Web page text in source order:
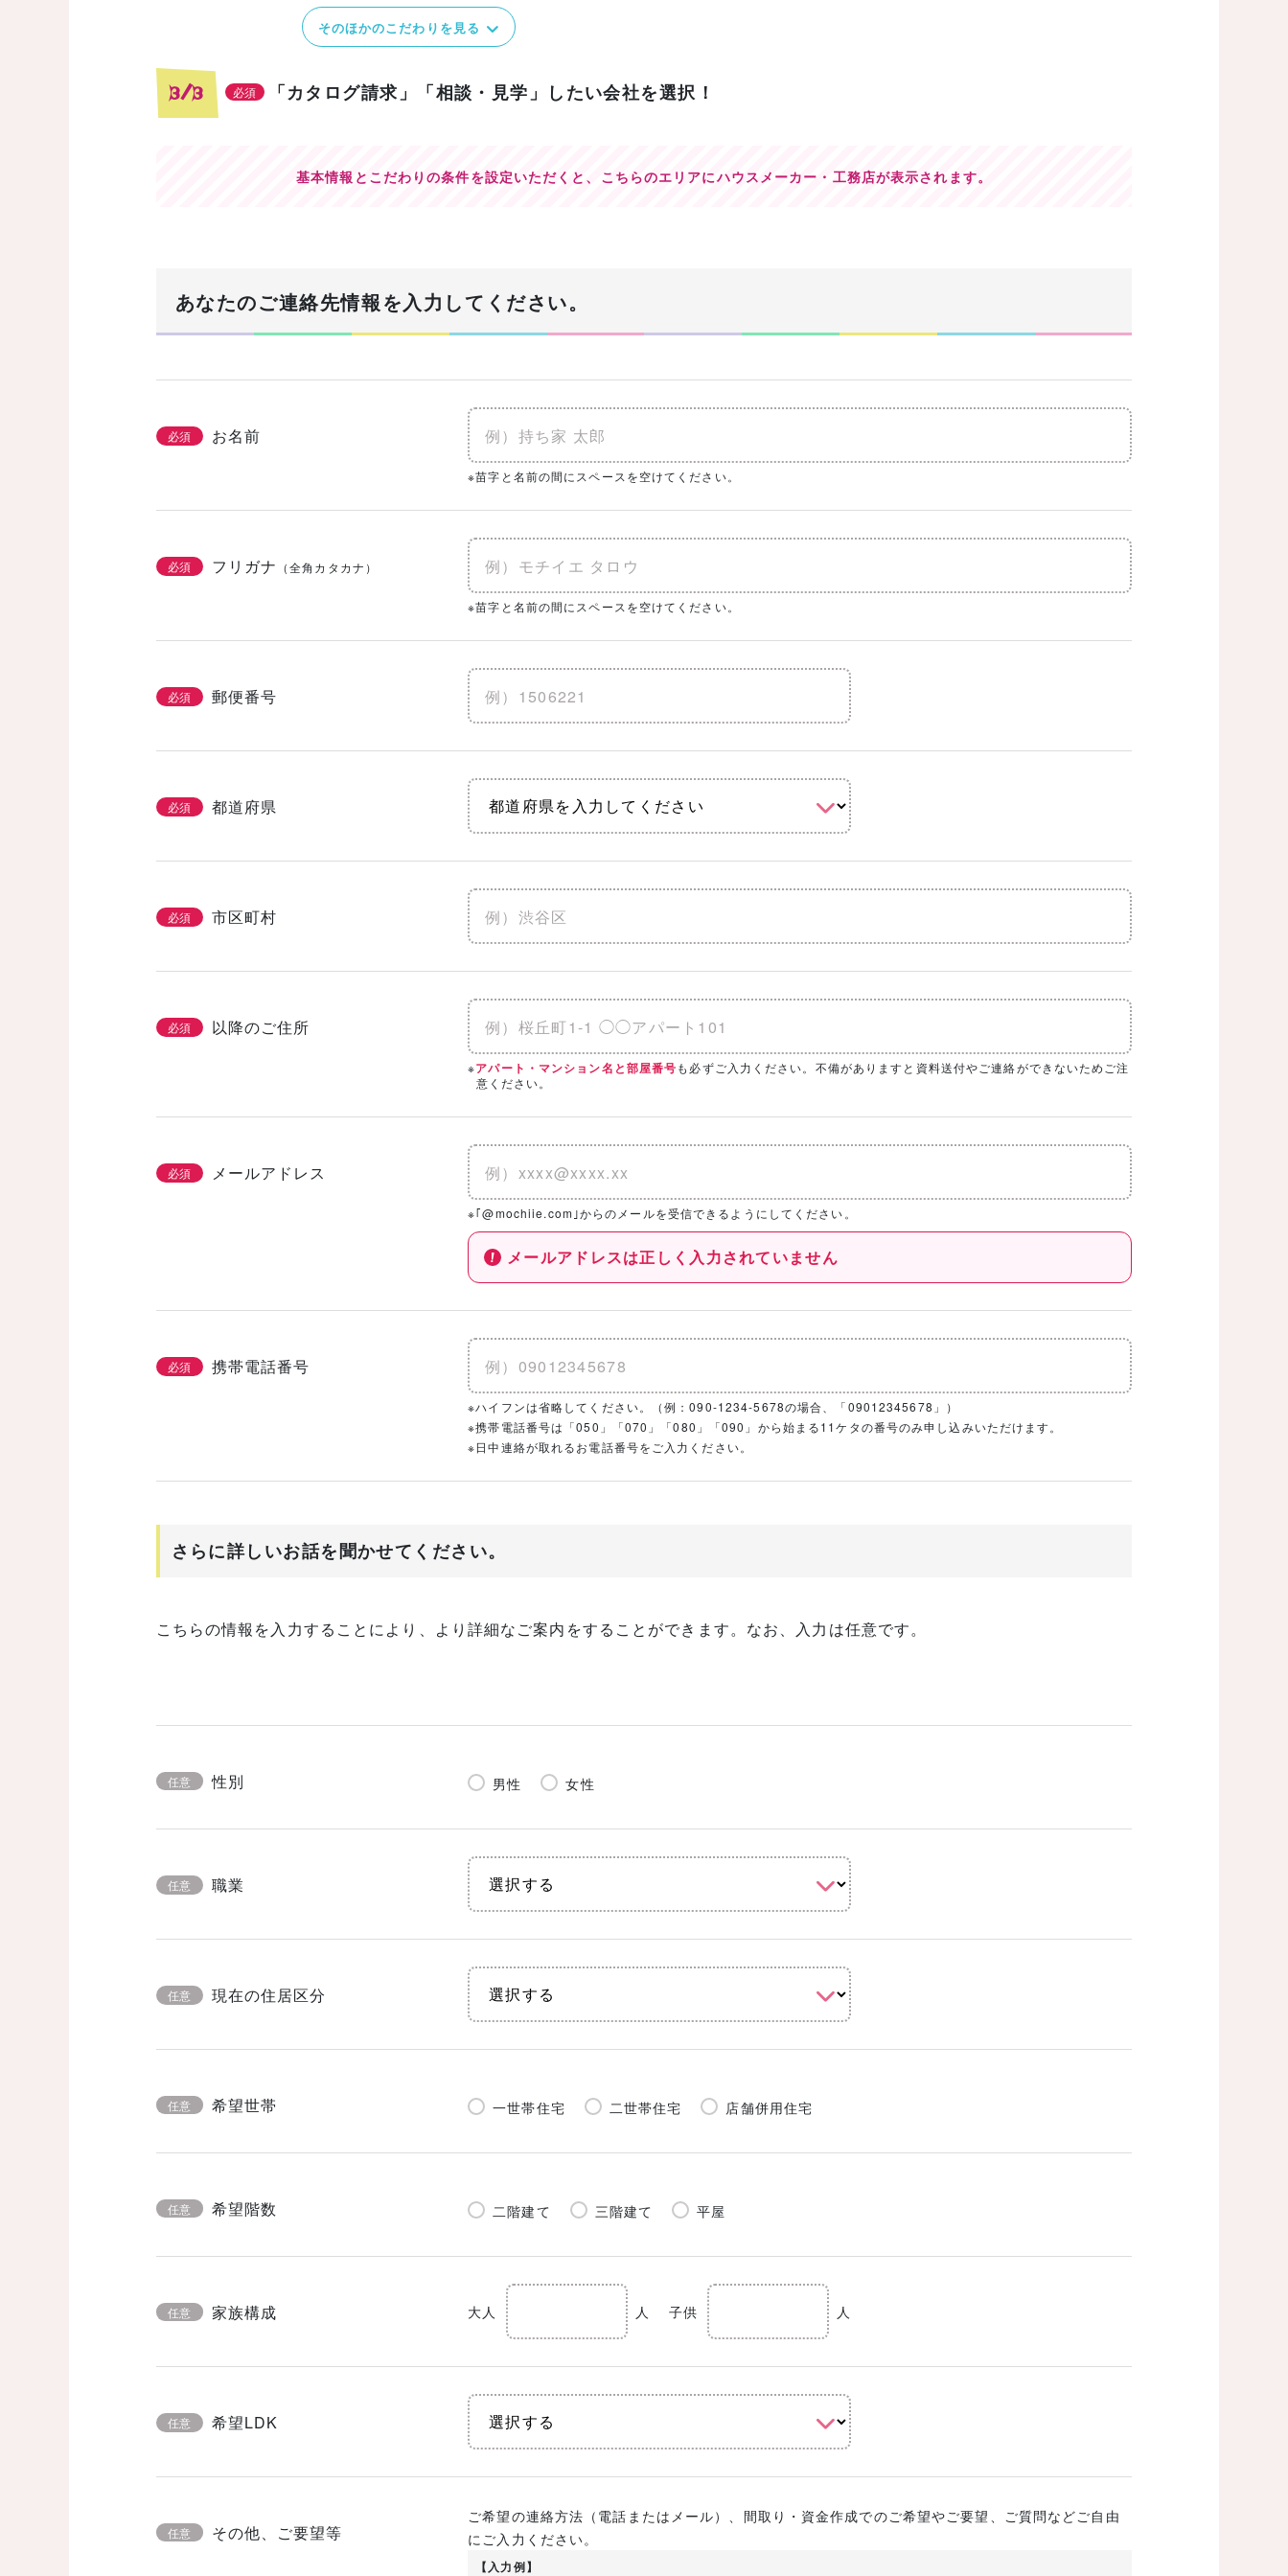
そのほかのこだわりを見る
3/3 必須 「カタログ請求」「相談・見学」したい会社を選択！
基本情報とこだわりの条件を設定いただくと、 こちらのエリアにハウスメーカー・工務店が表示されます。
あなたのご連絡先情報を入力してください。
必須 お名前
※苗字と名前の間にスペースを空けてください。
必須 フリガナ （全角カタカナ）
※苗字と名前の間にスペースを空けてください。
必須 郵便番号
必須 都道府県
必須 市区町村
必須 以降のご住所
※アパート・マンション名と部屋番号も必ずご入力ください。不備がありますと資料送付やご連絡ができないためご注
意ください。
必須 メールアドレス
※｢@mochiie.com｣からのメールを受信できるようにしてください。
メールアドレスは正しく入力されていません
必須 携帯電話番号
※ハイフンは省略してください。（例：090-1234-5678の場合、「09012345678」）
※携帯電話番号は「050」「070」「080」「090」から始まる11ケタの番号のみ申し込みいただけます。
※日中連絡が取れるお電話番号をご入力ください。
さらに詳しいお話を聞かせてください。
こちらの情報を入力することにより、より詳細なご案内をすることができます。なお、入力は任意です。
任意 性別 男性 女性
任意 職業
任意 現在の住居区分
任意 希望世帯 一世帯住宅 二世帯住宅 店舗併用住宅
任意 希望階数 二階建て 三階建て 平屋
任意 家族構成 大人 人 子供 人
任意 希望LDK
任意 その他、ご要望等
ご希望の連絡方法（電話またはメール）、間取り・資金作成でのご希望やご要望、ご質問などご自由
にご入力ください。
【入力例】